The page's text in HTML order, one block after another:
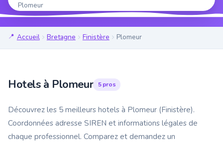
Plomeur
Accueil Bretagne Finistère Plomeur
Hotels à Plomeur 5 pros
Découvrez les 5 meilleurs hotels à Plomeur (Finistère).
Coordonnées adresse SIREN et informations légales de
chaque professionnel. Comparez et demandez un